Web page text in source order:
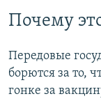
Почему
Передовые
борются за то,
гонке за